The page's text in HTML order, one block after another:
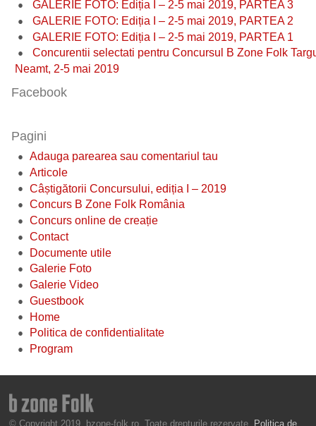
GALERIE FOTO: Ediția I – 2-5 mai 2019, PARTEA 3
GALERIE FOTO: Ediția I – 2-5 mai 2019, PARTEA 2
GALERIE FOTO: Ediția I – 2-5 mai 2019, PARTEA 1
Concurentii selectati pentru Concursul B Zone Folk
Neamt, 2-5 mai 2019
Facebook
Pagini
Adauga parearea sau comentariul tau
Articole
Câștigătorii Concursului, ediția I – 2019
Concurs B Zone Folk România
Concurs online de creație
Contact
Documente utile
Galerie Foto
Galerie Video
Guestbook
Home
Politica de confidentialitate
Program
© Copyright 2019, bzone-folk.ro. Toate drepturile rezervate. Politica de